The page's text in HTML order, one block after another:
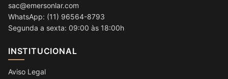
sac@emersonlar.com
WhatsApp: (11) 96564-8793
Segunda a sexta: 09:00 às 18:00h
INSTITUCIONAL
Aviso Legal